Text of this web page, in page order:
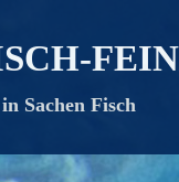
Sachen Fisch